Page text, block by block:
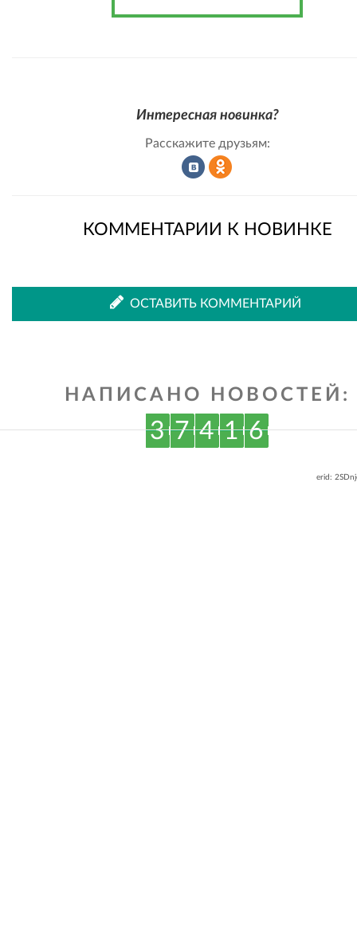
Интересная новинка?
Расскажите друзьям:
КОММЕНТАРИИ К НОВИНКЕ
ОСТАВИТЬ КОММЕНТАРИЙ
НАПИСАНО НОВОСТЕЙ:
3 7 4 1 6
erid: